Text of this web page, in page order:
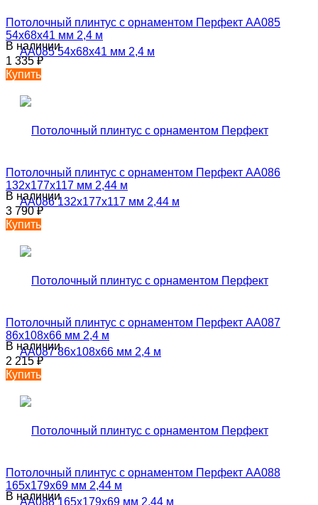
Потолочный плинтус с орнаментом Перфект AA085
54х68х41 мм 2,4 м
В наличии
1 335₽
Купить
Потолочный плинтус с орнаментом Перфект AA086
132х177х117 мм 2,44 м
В наличии
3 790₽
Купить
Потолочный плинтус с орнаментом Перфект AA087
86х108х66 мм 2,4 м
В наличии
2 215₽
Купить
Потолочный плинтус с орнаментом Перфект AA088
165х179х69 мм 2,44 м
В наличии